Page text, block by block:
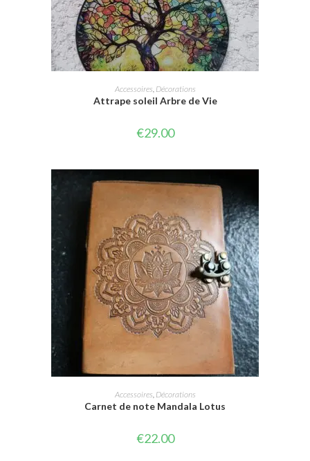
AJOUTER AU PANIER
Accessoires Décorations
Attrape soleil Arbre de Vie
€29.00
AJOUTER AU PANIER
Accessoires, Décorations
Carnet de note Mandala Lotus
€22.00